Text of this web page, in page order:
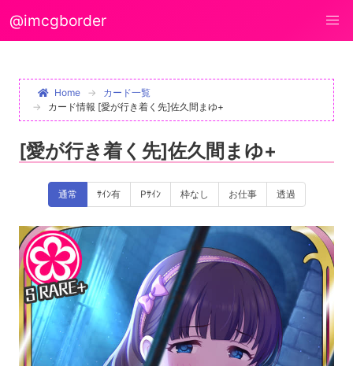
@imcgborder
Home
カード一覧
カード情報 [愛が行き着く先]佐久間まゆ+
[愛が行き着く先]佐久間まゆ+
通常 ｻｲﾝ有 Pｻｲﾝ 枠なし お仕事 透過